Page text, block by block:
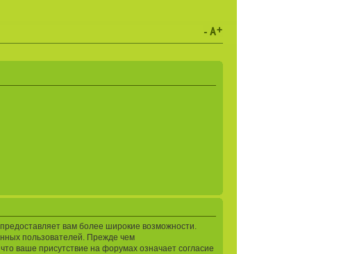
вам более широкие возможности.
пользователей. Прежде чем
ваше присутствие на форумах означает согласие